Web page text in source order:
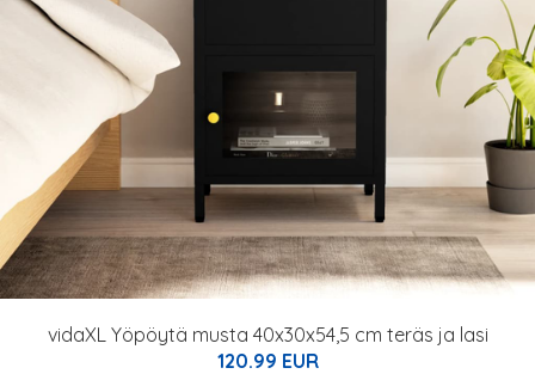
vidaXL Yöpöytä musta 40x30x54,5 cm teräs ja lasi
120.99 EUR